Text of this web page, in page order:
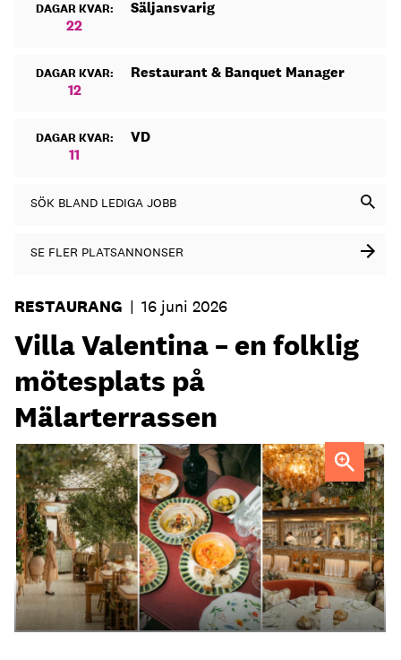
DAGAR KVAR:
22
Säljansvarig
DAGAR KVAR:
12
Restaurant & Banquet Manager
DAGAR KVAR:
11
VD
SÖK BLAND LEDIGA JOBB
SE FLER PLATSANNONSER
RESTAURANG | 16 juni 2026
Villa Valentina – en folklig
mötesplats på
Mälarterrassen
FOTO: Urban Italian Group